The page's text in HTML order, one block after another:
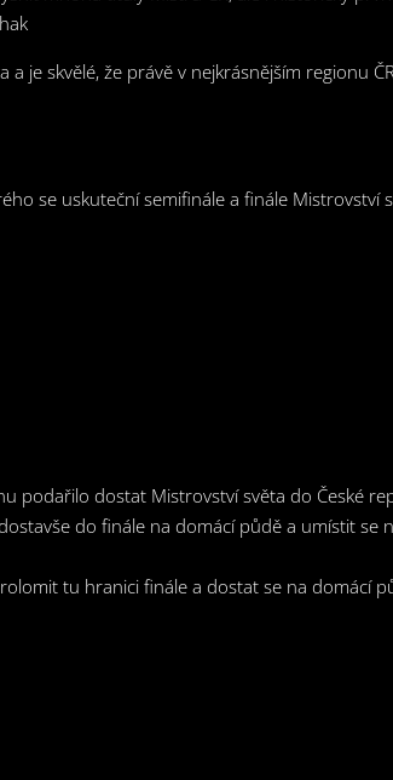
je skvělé, že právě v nejkrásnějším regionu
se uskuteční semifinále a finále Mistrovství
podařilo dostat Mistrovství světa do České
do finále na domácí půdě a umístit se
tu hranici finále a dostat se na domácí